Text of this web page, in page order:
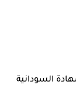
السودانية